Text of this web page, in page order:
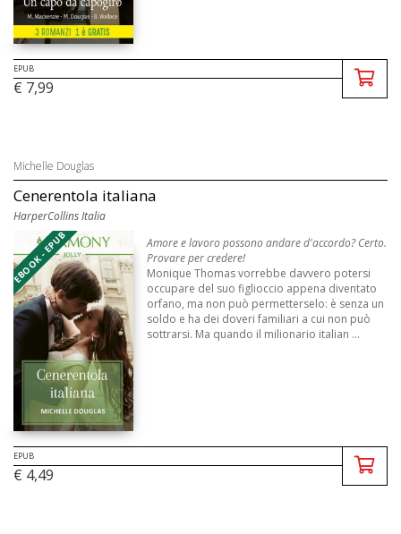
EPUB
€ 7,99
Michelle Douglas
Cenerentola italiana
HarperCollins Italia
EBOOK - EPUB
Amore e lavoro possono andare d'accordo? Certo.
Provare per credere!
Monique Thomas vorrebbe davvero potersi
occupare del suo figlioccio appena diventato
orfano, ma non può permetterselo: è senza un
soldo e ha dei doveri familiari a cui non può
sottrarsi. Ma quando il milionario italian ...
EPUB
€ 4,49